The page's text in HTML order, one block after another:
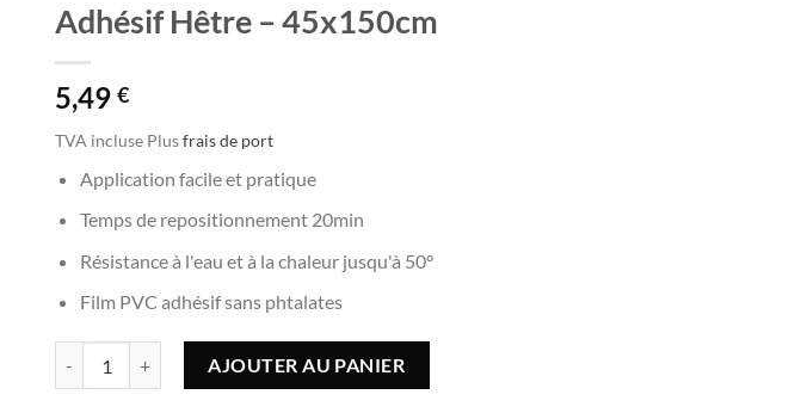
Adhésif Hêtre – 45x150cm
5,49€
TVA incluse Plusfrais de port
Application facile et pratique
Temps de repositionnement 20min
Résistance à l'eau et à la chaleur jusqu'à 50°
Film PVC adhésif sans phtalates
AJOUTER AU PANIER